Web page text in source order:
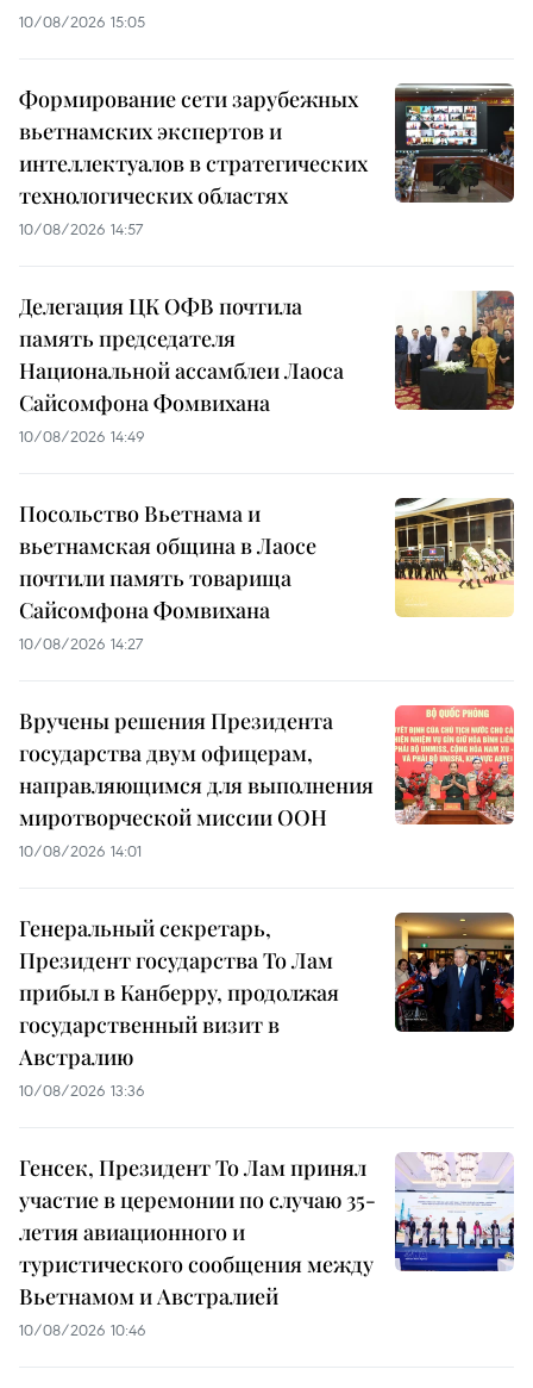
10/08/2026 15:05
Формирование сети зарубежных
вьетнамских экспертов и
интеллектуалов в стратегических
технологических областях
10/08/2026 14:57
Делегация ЦК ОФВ почтила
память председателя
Национальной ассамблеи Лаоса
Сайсомфона Фомвихана
10/08/2026 14:49
Посольство Вьетнама и
вьетнамская община в Лаосе
почтили память товарища
Сайсомфона Фомвихана
10/08/2026 14:27
Вручены решения Президента
государства двум офицерам,
направляющимся для выполнения
миротворческой миссии ООН
10/08/2026 14:01
Генеральный секретарь,
Президент государства То Лам
прибыл в Канберру, продолжая
государственный визит в
Австралию
10/08/2026 13:36
Генсек, Президент То Лам принял
участие в церемонии по случаю 35-
летия авиационного и
туристического сообщения между
Вьетнамом и Австралией
10/08/2026 10:46